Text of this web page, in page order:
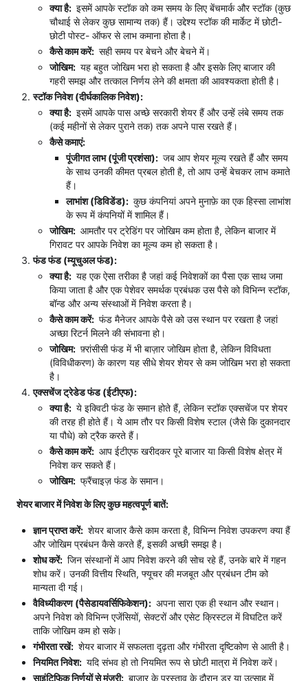
क्या है: इसमें आपके स्टॉक को कम समय के लिए बेंचमार्क और स्टॉक (कुछ
चौथाई से लेकर कुछ सामान्य तक) हैं। उद्देश्य स्टॉक की मार्केट में छोटी-
छोटी पोस्ट- ऑफर से लाभ कमाना होता है।
कैसे काम करें: सही समय पर बेचने और बेचने में।
जोखिम: यह बहुत जोखिम भरा हो सकता है और इसके लिए बाजार की
गहरी समझ और तत्काल निर्णय लेने की क्षमता की आवश्यकता होती है।
स्टॉक निवेश (दीर्घकालिक निवेश):
क्या है: इसमें आपके पास अच्छे सरकारी शेयर हैं और उन्हें लंबे समय तक
(कई महीनों से लेकर पुराने तक) तक अपने पास रखते हैं।
कैसे कमाएं:
पूंजीगत लाभ (पूंजी प्रशंसा): जब आप शेयर मूल्‍य रखते हैं और समय
के साथ उनकी कीमत प्रबल होती है, तो आप उन्हें बेचकर लाभ कमाते
हैं।
लाभांश (डिविडेंड): कुछ कंपनियां अपने मुनाफ़े का एक हिस्सा लाभांश
के रूप में कंपनियों में शामिल हैं।
जोखिम: आमतौर पर ट्रेडिंग पर जोखिम कम होता है, लेकिन बाजार में
गिरावट पर आपके निवेश का मूल्य कम हो सकता है।
फंड फंड (म्यूचुअल फंड):
क्या है: यह एक ऐसा तरीका है जहां कई निवेशकों का पैसा एक साथ जमा
किया जाता है और एक पेशेवर समर्थक प्रबंधक उस पैसे को विभिन्न स्टॉक,
बॉन्ड और अन्य संस्थाओं में निवेश करता है।
कैसे काम करें: फंड मैनेजर आपके पैसे को उस स्थान पर रखता है जहां
अच्छा रिटर्न मिलने की संभावना हो।
जोखिम: फ़्रांसीसी फंड में भी बाज़ार जोखिम होता है, लेकिन विविधता
(विविधीकरण) के कारण यह सीधे शेयर शेयर से कम जोखिम भरा हो सकता
है।
एक्सचेंज ट्रेडेड फंड (ईटीएफ):
क्या है: ये इक्विटी फंड के समान होते हैं, लेकिन स्टॉक एक्सचेंज पर शेयर
की तरह ही होते हैं। ये आम तौर पर किसी विशेष स्टाल (जैसे कि दुकानदार
या पौधे) को ट्रैक करते हैं।
कैसे काम करें: आप ईटीएफ खरीदकर पूरे बाजार या किसी विशेष क्षेत्र में
निवेश कर सकते हैं।
जोखिम: फ्रैंचाइज़ फंड के समान।
शेयर बाजार में निवेश के लिए कुछ महत्वपूर्ण बातें:
ज्ञान प्राप्त करें: शेयर बाजार कैसे काम करता है, विभिन्न निवेश उपकरण क्या हैं
और जोखिम प्रबंधन कैसे करते हैं, इसकी अच्छी समझ है।
शोध करें: जिन संस्थानों में आप निवेश करने की सोच रहे हैं, उनके बारे में गहन
शोध करें। उनकी वित्तीय स्थिति, फ्यूचर की मजबूत और प्रबंधन टीम को
मान्यता दी गई।
वैविध्यीकरण (पैसेडायवर्सिफिकेशन): अपना सारा एक ही स्थान और स्थान।
अपने निवेश को विभिन्न एजेंसियों, सेक्टरों और एसेट क्रिस्टल में विघटित करें
ताकि जोखिम कम हो सके।
गंभीरता रखें: शेयर बाजार में सफलता दृढ़ता और गंभीरता दृष्टिकोण से आती है।
नियमित निवेश: यदि संभव हो तो नियमित रूप से छोटी मात्रा में निवेश करें।
साइंटिफिक निर्णयों से मंजूरी: बाजार के प्रस्ताव के दौरान डर या उत्साह में